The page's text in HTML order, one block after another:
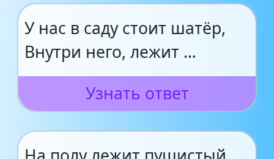
У нас в саду стоит шатёр,
Внутри него, лежит …
Узнать ответ